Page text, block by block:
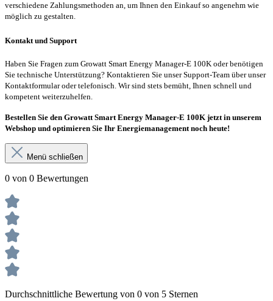
verschiedene Zahlungsmethoden an, um Ihnen den Einkauf so angenehm wie
möglich zu gestalten.
Kontakt und Support
Haben Sie Fragen zum Growatt Smart Energy Manager-E 100K oder benötigen
Sie technische Unterstützung? Kontaktieren Sie unser Support-Team über unser
Kontaktformular oder telefonisch. Wir sind stets bemüht, Ihnen schnell und
kompetent weiterzuhelfen.
Bestellen Sie den Growatt Smart Energy Manager-E 100K jetzt in unserem
Webshop und optimieren Sie Ihr Energiemanagement noch heute!
Menü schließen
0 von 0 Bewertungen
Durchschnittliche Bewertung von 0 von 5 Sternen